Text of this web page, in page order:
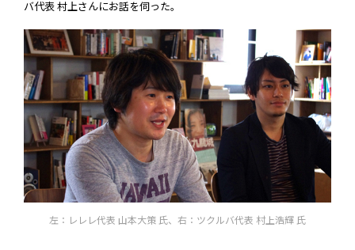
バ代表 村上さんにお話を伺った。
左：レレレ代表 山本大策 氏、右：ツクルバ代表 村上浩輝 氏